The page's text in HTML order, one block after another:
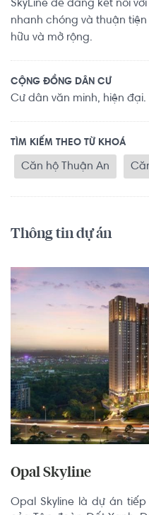
SkyLine dễ dàng kết nối
nhanh chóng và thuận
hữu và mở rộng.
CỘNG ĐỒNG DÂN CƯ
Cư dân văn minh, hiện đại.
TÌM KIẾM THEO TỪ KHOÁ
Căn hộ Thuận An
Thông tin dự án
Opal Skyline
Opal Skyline là dự án